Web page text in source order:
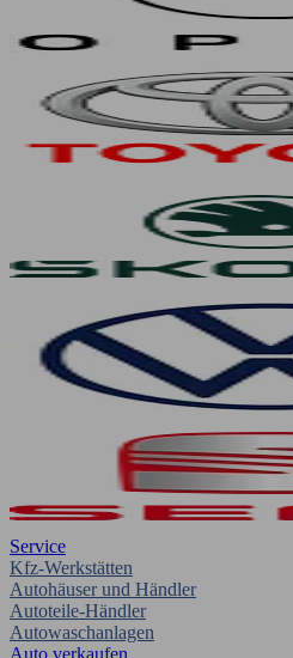
Service
Kfz-Werkstätten
Autohäuser und Händler
Autoteile-Händler
Autowaschanlagen
Auto verkaufen